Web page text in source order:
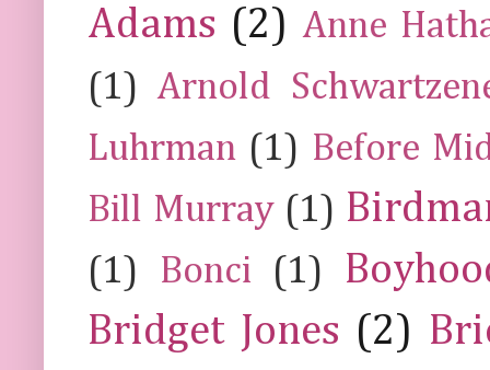
Adams (2) Anne
(1) Arnold
Luhrman (1) Before
Bill Murray (1)
(1) Bonci (1)
Bridget Jones (2)